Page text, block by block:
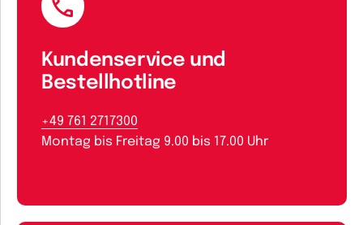
Kundenservice und
Bestellhotline
+49 761 2717300
Montag bis Freitag 9.00 bis 17.00 Uhr